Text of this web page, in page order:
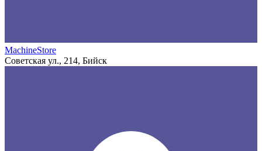
MachineStore
Советская ул., 214, Бийск